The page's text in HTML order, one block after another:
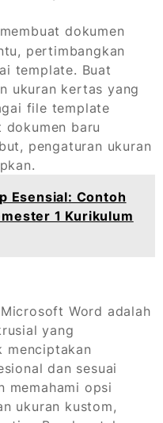
dokumen
pertimbangkan
template. Buat
ukuran kertas yang
file template
dokumen baru
pengaturan ukuran
Esensial: Contoh
1 Kurikulum
Word adalah
yang
menciptakan
dan sesuai
memahami opsi
ukuran kustom,